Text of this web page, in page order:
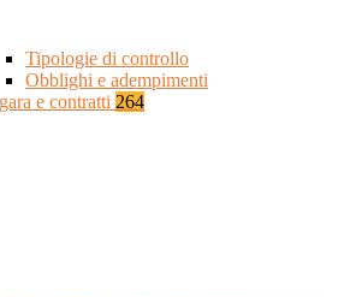
Tipologie di controllo
Obblighi e adempimenti
e contratti 264